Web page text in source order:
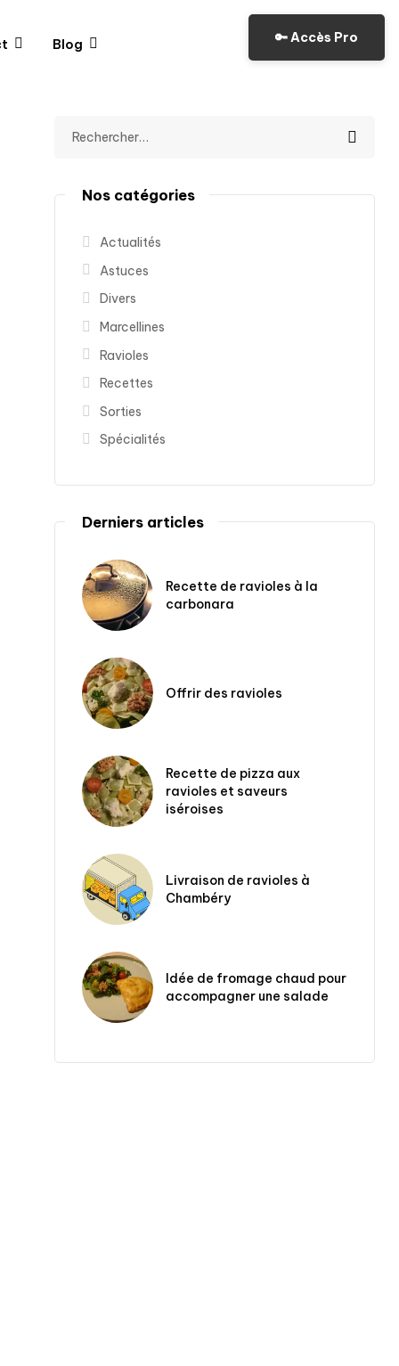
Blog 1
Nos catégories
Actualités
Astuces
Divers
Marcellines
Ravioles
Recettes
Sorties
Spécialités
Derniers articles
Recette de ravioles à la
carbonara
Offrir des ravioles
Recette de pizza aux
ravioles et saveurs
iséroises
Livraison de ravioles à
Chambéry
Idée de fromage chaud pour
accompagner une salade
🔑 Accès Pro